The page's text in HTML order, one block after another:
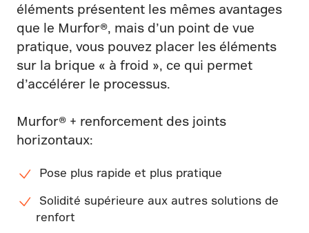
éléments présentent les mêmes avantages
que le Murfor®, mais d’un point de vue
pratique, vous pouvez placer les éléments
sur la brique « à froid », ce qui permet
d’accélérer le processus.
Murfor® + renforcement des joints
horizontaux:
Pose plus rapide et plus pratique
Solidité supérieure aux autres solutions de
renfort